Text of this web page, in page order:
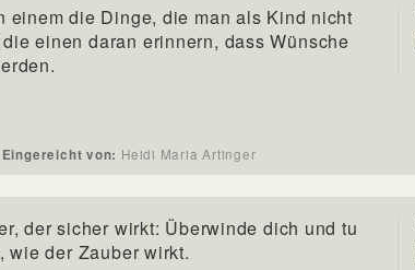
einem die Dinge, die man als Kind nicht
einen daran erinnern, dass Wünsche
Eingereicht von: Heidi Maria Artinger
der sicher wirkt: Überwinde dich und tu
wie der Zauber wirkt.